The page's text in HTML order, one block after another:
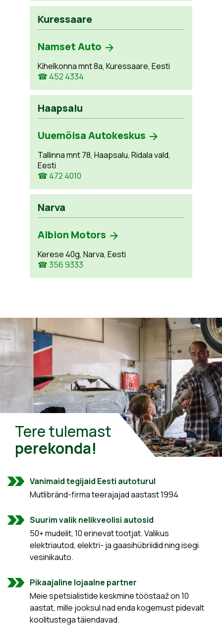
Kuressaare
Namset Auto
Kihelkonna mnt 8a, Kuressaare, Eesti
☎ 452 4334
Haapsalu
Uuemõisa Autokeskus
Tallinna mnt 78, Haapsalu, Ridala vald,
Eesti
☎ 472 4010
Narva
Albion Motors
Kerese 40g, Narva, Eesti
☎ 356 9333
Tere tulemast
perekonda!
Vanimaid tegijaid Eesti autoturul
Mutlibränd-firma teerajajad aastast 1994
Suurim valik nelikveolisi autosid
50+ mudelit, 10 erinevat tootjat. Valikus
elektriautod, elektri- ja gaasihübriidid ning isegi
vesinikauto.
Pikaajaline lojaalne partner
Meie spetsialistide keskmine tööstaaž on 10
aastat, mille jooksul nad enda kogemust pidevalt
koolitustega täiendavad.